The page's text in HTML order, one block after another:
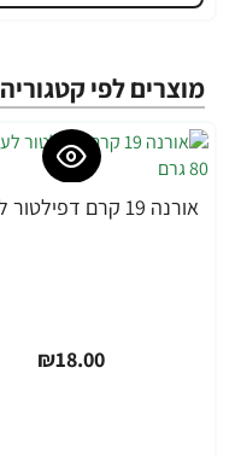
מוצרים לפי קטגוריה
₪18.00